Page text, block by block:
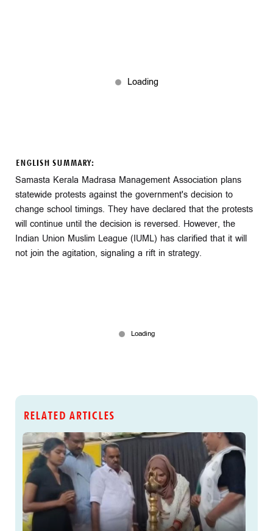
ENGLISH SUMMARY:
Samasta Kerala Madrasa Management Association plans
statewide protests against the government's decision to
change school timings. They have declared that the protests
will continue until the decision is reversed. However, the
Indian Union Muslim League (IUML) has clarified that it will
not join the agitation, signaling a rift in strategy.
RELATED ARTICLES